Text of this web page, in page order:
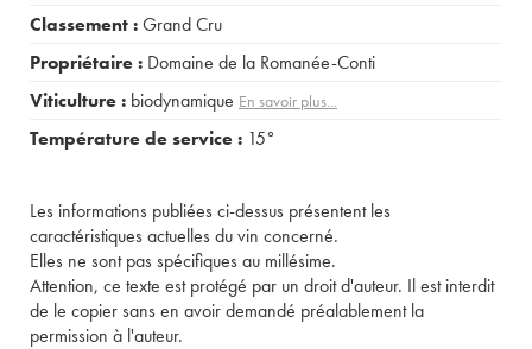
Classement :Grand Cru
Propriétaire : Domaine de la Romanée-Conti
Viticulture : biodynamique En savoir plus...
Température de service : 15°
Les informations publiées ci-dessus présentent les
caractéristiques actuelles du vin concerné.
Elles ne sont pas spécifiques au millésime.
Attention, ce texte est protégé par un droit d'auteur. Il est interdit
de le copier sans en avoir demandé préalablement la
permission à l'auteur.